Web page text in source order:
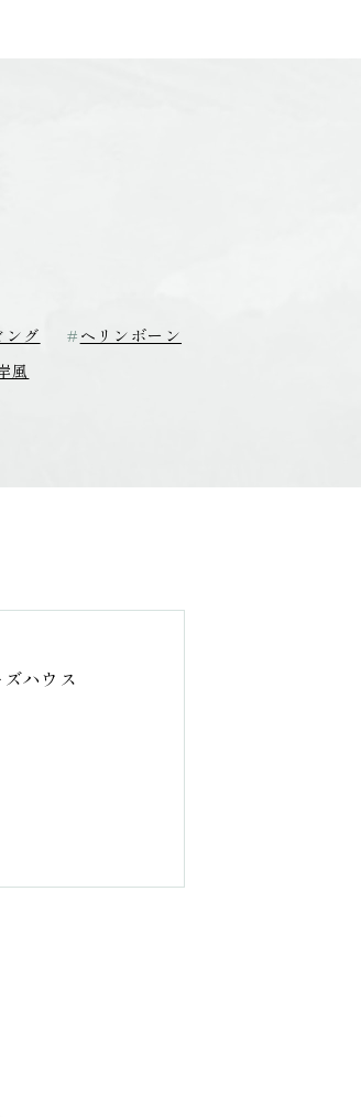
ング
ヘリンボーン
風
ハウス